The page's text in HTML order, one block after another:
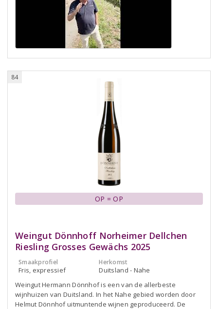
84
OP = OP
Weingut Dönnhoff Norheimer Dellchen
Riesling Grosses Gewächs 2025
Smaakprofiel
Fris, expressief
Herkomst
Duitsland - Nahe
Weingut Hermann Dönnhof is een van de allerbeste
wijnhuizen van Duitsland. In het Nahe gebied worden door
Helmut Dönnhof uitmuntende wijnen geproduceerd. De